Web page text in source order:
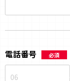
電話番号 必須